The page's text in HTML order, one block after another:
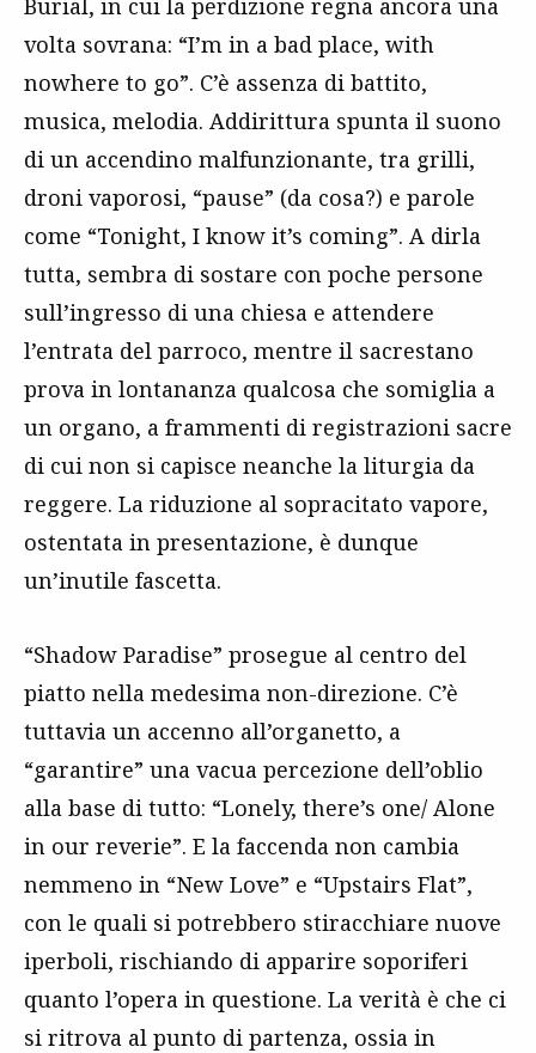
Burial, in cui la perdizione regna ancora una
volta sovrana: “I’m in a bad place, with
nowhere to go”. C’è assenza di battito,
musica, melodia. Addirittura spunta il suono
di un accendino malfunzionante, tra grilli,
droni vaporosi, “pause” (da cosa?) e parole
come “Tonight, I know it’s coming”. A dirla
tutta, sembra di sostare con poche persone
sull’ingresso di una chiesa e attendere
l’entrata del parroco, mentre il sacrestano
prova in lontananza qualcosa che somiglia a
un organo, a frammenti di registrazioni sacre
di cui non si capisce neanche la liturgia da
reggere. La riduzione al sopracitato vapore,
ostentata in presentazione, è dunque
un’inutile fascetta.
“Shadow Paradise” prosegue al centro del
piatto nella medesima non-direzione. C’è
tuttavia un accenno all’organetto, a
“garantire” una vacua percezione dell’oblio
alla base di tutto: “Lonely, there’s one/ Alone
in our reverie”. E la faccenda non cambia
nemmeno in “New Love” e “Upstairs Flat”,
con le quali si potrebbero stiracchiare nuove
iperboli, rischiando di apparire soporiferi
quanto l’opera in questione. La verità è che ci
si ritrova al punto di partenza, ossia in